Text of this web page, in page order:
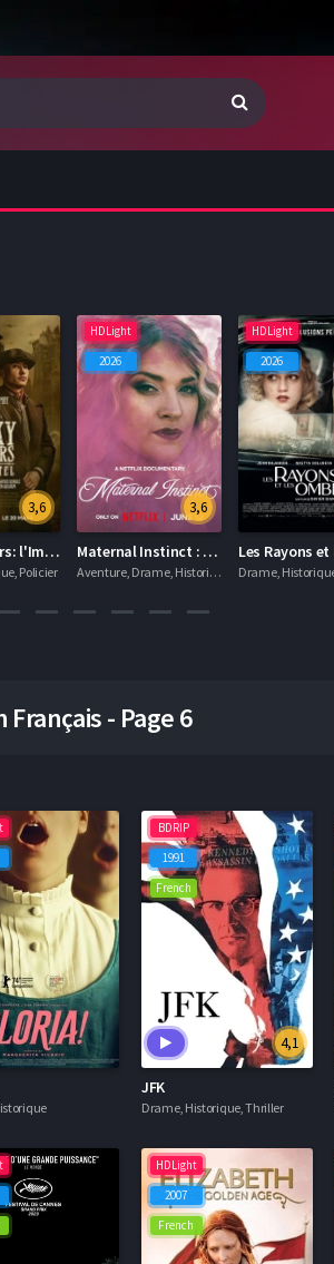
3,6
Peaky Blinders: l'Immortel
Policier
HDLight
2026
3,6
Maternal Instinct : L'énigme Taylor Parker
Aventure, Drame, Historique
HDLight
2026
Drame,
- Page 6
BDRIP
1991
French
4,1
JFK
Drame, Historique, Thriller
HDLight
2007
French